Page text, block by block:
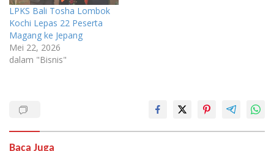
LPKS Bali Tosha Lombok
Kochi Lepas 22 Peserta
Magang ke Jepang
Mei 22, 2026
dalam "Bisnis"
Baca Juga